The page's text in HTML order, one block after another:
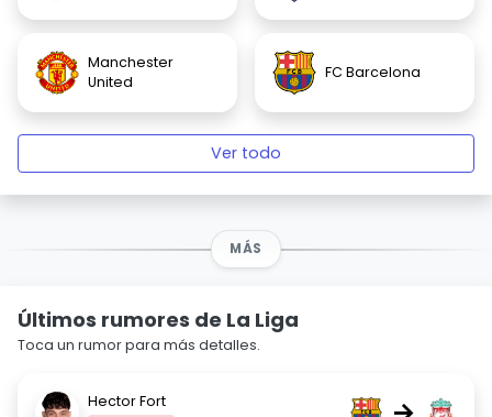
Manchester
United
FC Barcelona
Ver todo
MÁS
Últimos rumores de La Liga
Toca un rumor para más detalles.
Hector Fort